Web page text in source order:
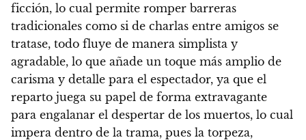
ficción, lo cual permite romper barreras
tradicionales como si de charlas entre amigos se
tratase, todo fluye de manera simplista y
agradable, lo que añade un toque más amplio de
carisma y detalle para el espectador, ya que el
reparto juega su papel de forma extravagante
para engalanar el despertar de los muertos, lo cual
impera dentro de la trama, pues la torpeza,